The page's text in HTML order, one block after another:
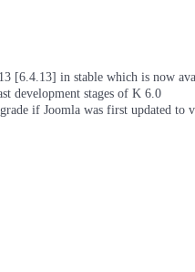
[6.4.13] in stable which is now
development stages of K 6.0
if Joomla was first updated to